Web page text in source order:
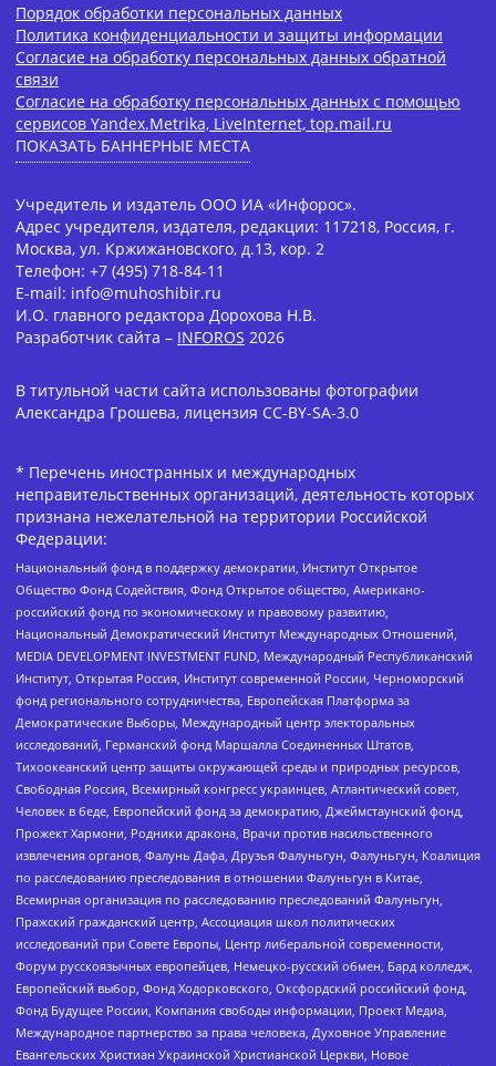
Порядок обработки персональных данных
Политика конфиденциальности и защиты информации
Согласие на обработку персональных данных обратной
связи
Согласие на обработку персональных данных с помощью
сервисов Yandex.Metrika, LiveInternet, top.mail.ru
ПОКАЗАТЬ БАННЕРНЫЕ МЕСТА
Учредитель и издатель ООО ИА «Инфорос».
Адрес учредителя, издателя, редакции: 117218, Россия, г.
Москва, ул. Кржижановского, д.13, кор. 2
Телефон: +7 (495) 718-84-11
E-mail: info@muhoshibir.ru
И.О. главного редактора Дорохова Н.В.
Разработчик сайта – INFOROS 2026
В титульной части сайта использованы фотографии
Александра Грошева, лицензия CC-BY-SA-3.0
* Перечень иностранных и международных
неправительственных организаций, деятельность которых
признана нежелательной на территории Российской
Федерации:
Национальный фонд в поддержку демократии, Институт Открытое
Общество Фонд Содействия, Фонд Открытое общество, Американо-
российский фонд по экономическому и правовому развитию,
Национальный Демократический Институт Международных Отношений,
MEDIA DEVELOPMENT INVESTMENT FUND, Международный Республиканский
Институт, Открытая Россия, Институт современной России, Черноморский
фонд регионального сотрудничества, Европейская Платформа за
Демократические Выборы, Международный центр электоральных
исследований, Германский фонд Маршалла Соединенных Штатов,
Тихоокеанский центр защиты окружающей среды и природных ресурсов,
Свободная Россия, Всемирный конгресс украинцев, Атлантический совет,
Человек в беде, Европейский фонд за демократию, Джеймстаунский фонд,
Прожект Хармони, Родники дракона, Врачи против насильственного
извлечения органов, Фалунь Дафа, Друзья Фалуньгун, Фалуньгун, Коалиция
по расследованию преследования в отношении Фалуньгун в Китае,
Всемирная организация по расследованию преследований Фалуньгун,
Пражский гражданский центр, Ассоциация школ политических
исследований при Совете Европы, Центр либеральной современности,
Форум русскоязычных европейцев, Немецко-русский обмен, Бард колледж,
Европейский выбор, Фонд Ходорковского, Оксфордский российский фонд,
Фонд Будущее России, Компания свободы информации, Проект Медиа,
Международное партнерство за права человека, Духовное Управление
Евангельских Христиан Украинской Христианской Церкви, Новое